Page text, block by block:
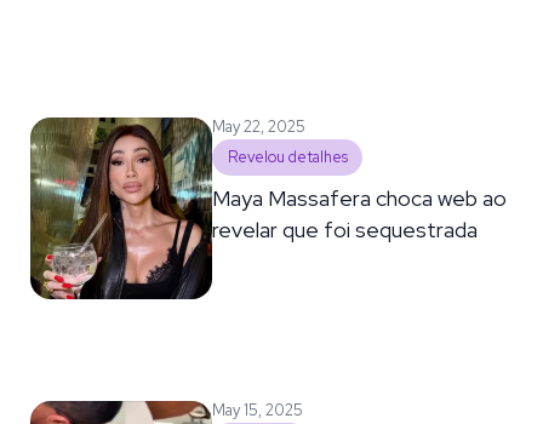
May 22, 2025
Revelou detalhes
Maya Massafera choca web ao
revelar que foi sequestrada
May 15, 2025